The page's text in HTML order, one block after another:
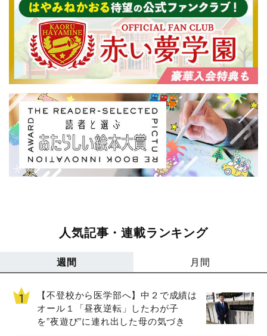
人気記事・連載ランキング
週間 月間
【不登校から医学部へ】中２で成績は
オール１「昼夜逆転」したわが子
を”夜遊び”に連れ出した母の気づき